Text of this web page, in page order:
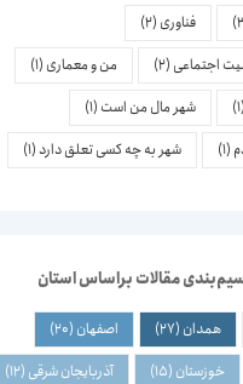
فناوری (2)
اجتماعی (2) من و معماری (1)
(1) شهر مال من است (1)
(1) شهر به چه کسی تعلق دارد(1)
مقالات براساس استان
همدان (27) اصفهان (20)
خوزستان (15) آذربایجان شرقی (12)